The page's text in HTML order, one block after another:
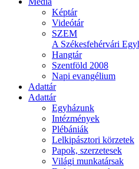
Képtár
Videótár
SZEM
A Székesfehérvári
Hangtár
Szentföld 2008
Napi evangélium
Adattár
Adattár
Egyházunk
Intézmények
Plébániák
Lelkipásztori körzetek
Papok, szerzetesek
Világi munkatársak